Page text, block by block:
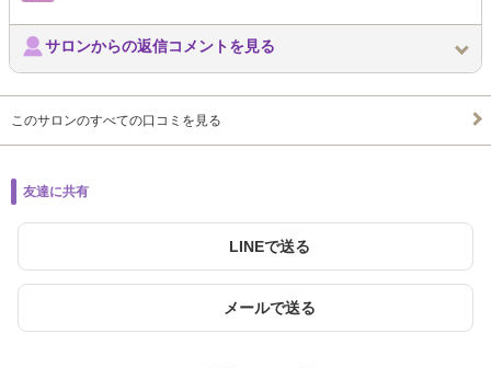
サロンからの返信コメントを見る
このサロンのすべての口コミを見る
友達に共有
LINEで送る
メールで送る